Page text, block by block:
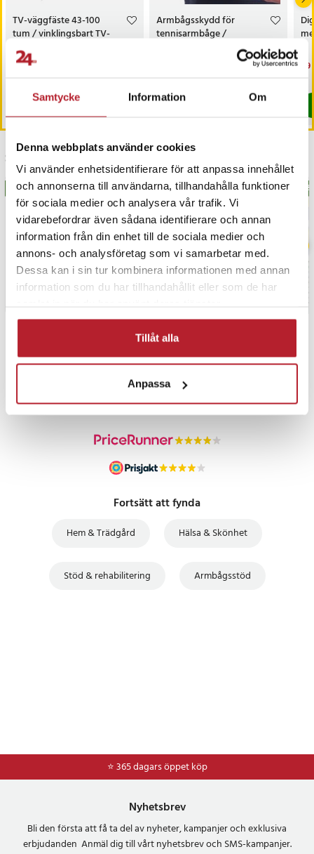
Samtycke Information Om
Denna webbplats använder cookies
Vi använder enhetsidentifierare för att anpassa innehållet
och annonserna till användarna, tillhandahålla funktioner
för sociala medier och analysera vår trafik. Vi
vidarebefordrar även sådana identifierare och annan
information från din enhet till de sociala medier och
annons- och analysföretag som vi samarbetar med.
Dessa kan i sin tur kombinera informationen med annan
information som du har tillhandahållit eller som de har
Tillåt alla
Anpassa
TV-väggfäste 43-100
tum / vinklingsbart TV-
fäste / VESA-fäste för TV-
apparater upp till 75 kg
Pris:199 kr
199 kr
Köp
Armbågsskydd för
tennisarmbåge /
Senast besökta
BÄSTSÄLJARE
PRISGARANTI
UTFÖRSÄLJNING
Fortsätt att fynda
Hem & Trädgård Hälsa & Skönhet
Stöd & rehabilitering Armbågsstöd
⭐ 365 dagars öppet köp
⭐Frakt 49kr *
Nyhetsbrev
Bli den första att få ta del av nyheter, kampanjer och exklusiva
erbjudanden Anmäl dig till vårt nyhetsbrev och SMS-kampanjer.